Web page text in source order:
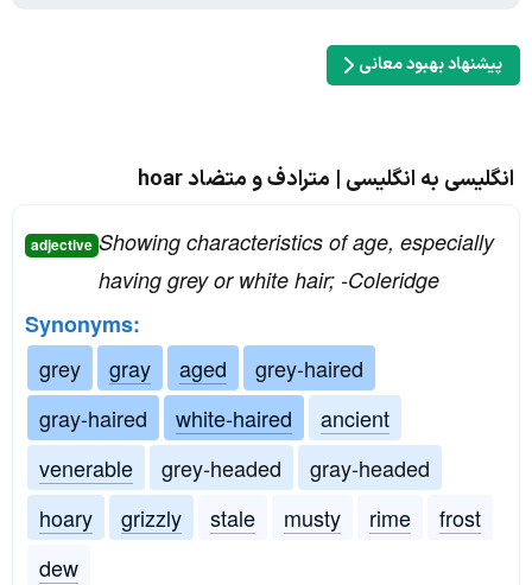
پیشنهاد بهبود معانی
انگلیسی به انگلیسی | مترادف و متضاد hoar
adjective Showing characteristics of age, especially
having grey or white hair; -Coleridge
Synonyms:
grey
gray aged
grey-haired
gray-haired
white-haired
ancient
venerable
grey-headed
gray-headed
hoary
grizzly stale musty rime
frost
dew